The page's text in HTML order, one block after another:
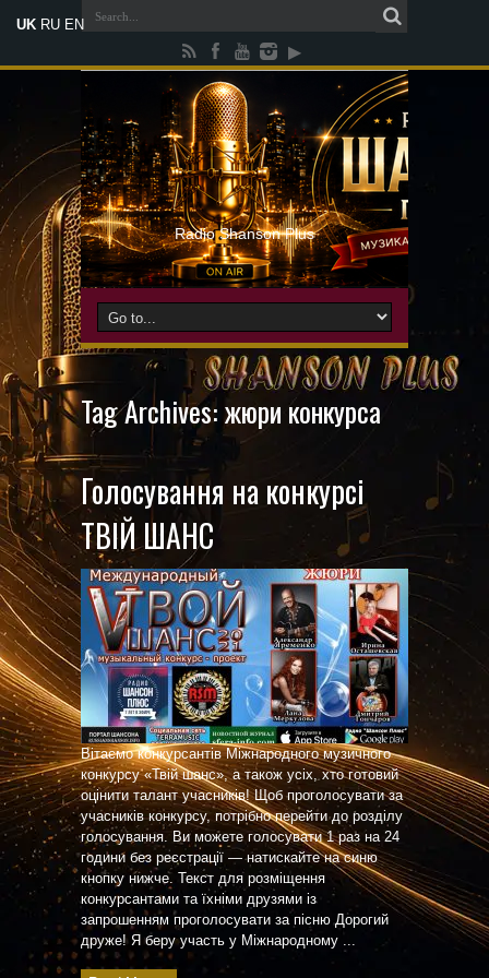
Radio Shanson Plus
Tag Archives:жюри конкурса
Голосування на конкурсі
ТВІЙ ШАНС
Вітаємо конкурсантів Міжнародного музичного
конкурсу «Твій шанс», а також усіх, хто готовий
оцінити талант учасників! Щоб проголосувати за
учасників конкурсу, потрібно перейти до розділу
голосування. Ви можете голосувати 1 раз на 24
години без реєстрації — натискайте на синю
кнопку нижче. Текст для розміщення
конкурсантами та їхніми друзями із
запрошенням проголосувати за пісню Дорогий
друже! Я беру участь у Міжнародному ...
UK RU EN